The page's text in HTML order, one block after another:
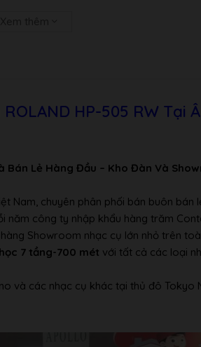
— 0 — +10)Only for Piano Tones:
(Off, 10 levels)
(Off, 10 levels)
(Slow/Fast)
-6 to +5 (in semitones)
Out)
HP-505 RW Tại
Bán Lẻ Hàng Đầu – Kho Đàn Và
Nam, chuyên phân phối bán buôn bán
năm công ty nhập khẩu hàng trăm
Showroom nhạc cụ lớn nhỏ trên
7 tầng-700 mét với tất cả các loại
và các nhạc cụ khác tại thủ đô Tokyo